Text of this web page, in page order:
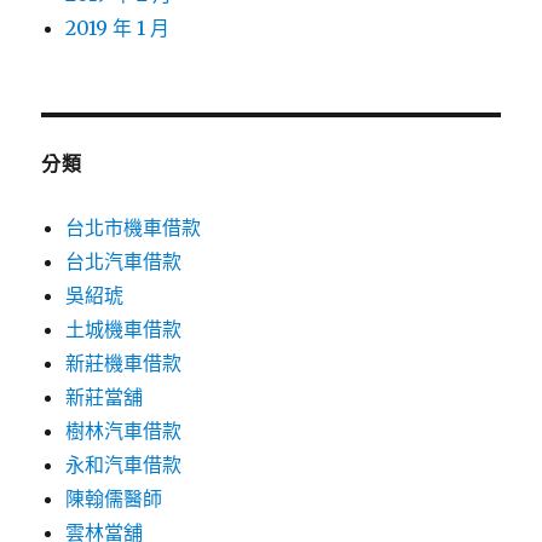
2019 年 1 月
分類
台北市機車借款
台北汽車借款
吳紹琥
土城機車借款
新莊機車借款
新莊當舖
樹林汽車借款
永和汽車借款
陳翰儒醫師
雲林當舖